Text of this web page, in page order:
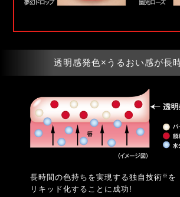
透明感発色×うるおい感が長
長時間の色持ちを実現する独自技術 ※ を
リキッド化することに成功!